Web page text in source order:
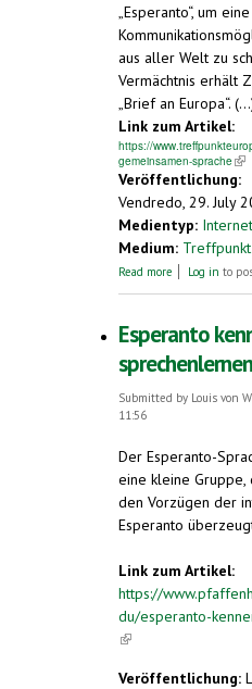
„Esperanto“, um
aus aller Welt zu
Vermächtnis erhält
„Brief an Europa“.
Link zum Artikel:
https://
gemeinsamen-sprache
Veröffentlichung:
Vendredo, 29. July
Medientyp:
Medium:
Read more about
Log in to
Esperanto
sprechenlernen
Submitted by Louis von
11:56
Der Esperanto-
eine kleine
den Vorzügen der
Esperanto
Link zum Artikel:
https://
du/esperanto-
(link is external)
Veröffentlichung: